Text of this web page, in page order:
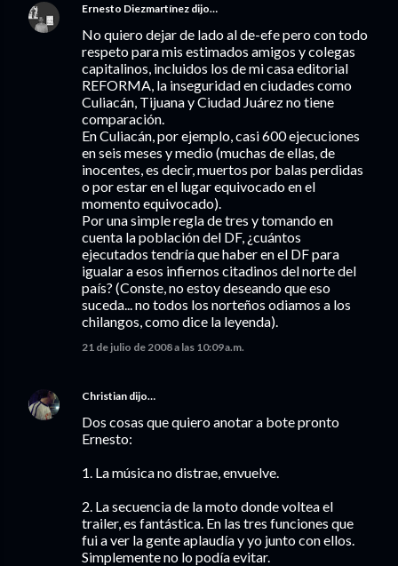
Ernesto Diezmartínez dijo…
No quiero dejar de lado al de-efe pero con todo
respeto para mis estimados amigos y colegas
capitalinos, incluidos los de mi casa editorial
REFORMA, la inseguridad en ciudades como
Culiacán, Tijuana y Ciudad Juárez no tiene
comparación.
En Culiacán, por ejemplo, casi 600 ejecuciones
en seis meses y medio (muchas de ellas, de
inocentes, es decir, muertos por balas perdidas
o por estar en el lugar equivocado en el
momento equivocado).
Por una simple regla de tres y tomando en
cuenta la población del DF, ¿cuántos
ejecutados tendría que haber en el DF para
igualar a esos infiernos citadinos del norte del
país? (Conste, no estoy deseando que eso
suceda... no todos los norteños odiamos a los
chilangos, como dice la leyenda).
21 de julio de 2008 a las 10:09 a.m.
Christian dijo…
Dos cosas que quiero anotar a bote pronto
Ernesto:
1. La música no distrae, envuelve.
2. La secuencia de la moto donde voltea el
trailer, es fantástica. En las tres funciones que
fui a ver la gente aplaudía y yo junto con ellos.
Simplemente no lo podía evitar.